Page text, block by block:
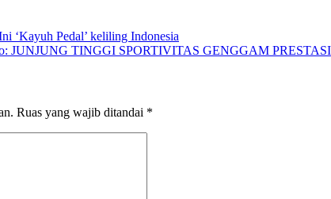
‘Kayuh Pedal’ keliling Indonesia
JUNJUNG TINGGI SPORTIVITAS GENGGAM PRESTASI
Ruas yang wajib ditandai *